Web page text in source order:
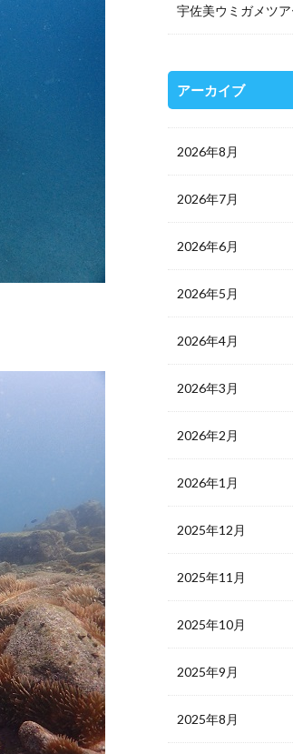
宇佐美ウミガメツア
アーカイブ
2026年8月
2026年7月
2026年6月
2026年5月
2026年4月
2026年3月
2026年2月
2026年1月
2025年12月
2025年11月
2025年10月
2025年9月
2025年8月